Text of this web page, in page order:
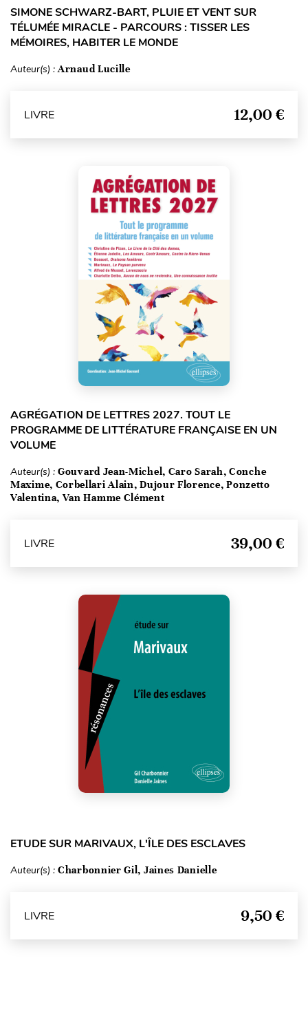
SIMONE SCHWARZ-BART, PLUIE ET VENT SUR
TÉLUMÉE MIRACLE - PARCOURS : TISSER LES
MÉMOIRES, HABITER LE MONDE
Auteur(s) :Arnaud Lucille
LIVRE 12,00 €
AGRÉGATION DE LETTRES 2027. TOUT LE
PROGRAMME DE LITTÉRATURE FRANÇAISE EN UN
VOLUME
Auteur(s) : Gouvard Jean-Michel, Caro Sarah, Conche
Maxime, Corbellari Alain, Dujour Florence, Ponzetto
Valentina, Van Hamme Clément
LIVRE 39,00 €
ETUDE SUR MARIVAUX, L'ÎLE DES ESCLAVES
Auteur(s) : Charbonnier Gil, Jaines Danielle
LIVRE 9,50 €